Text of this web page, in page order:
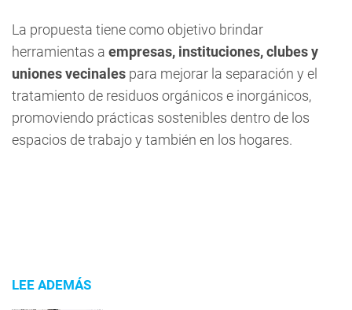
La propuesta tiene como objetivo brindar
herramientas a empresas, instituciones, clubes y
uniones vecinales para mejorar la separación y el
tratamiento de residuos orgánicos e inorgánicos,
promoviendo prácticas sostenibles dentro de los
espacios de trabajo y también en los hogares.
LEE ADEMÁS